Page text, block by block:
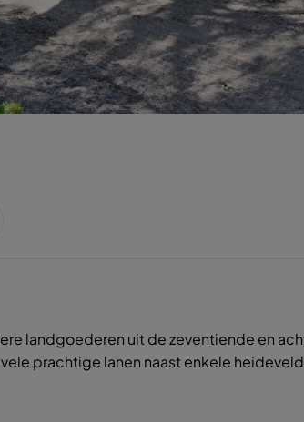
landgoederen uit de zeventiende en
prachtige lanen naast enkele